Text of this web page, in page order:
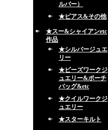
ルバー）
★ピアス&その他
★スー&シャイアンetc
作品
★シルバージュエ
リー
★ビーズワークジ
ュエリー&ポーチ
バッグ&etc
★クイルワークジ
ュエリー
★スターキルト